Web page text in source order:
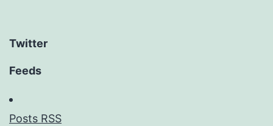
Twitter
Feeds
Posts RSS